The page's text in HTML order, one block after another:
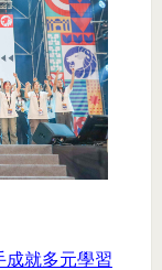
成就多元學習